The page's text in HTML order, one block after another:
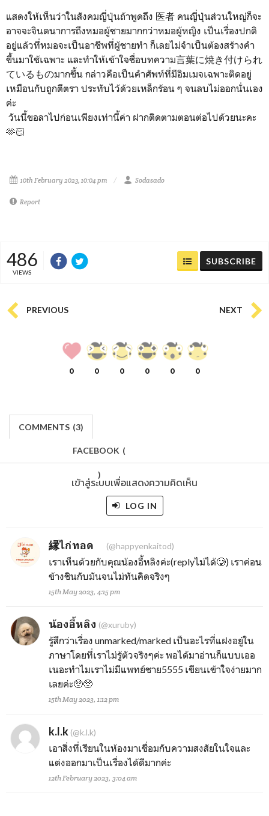
แสดงให้เห็นว่าในสังคมญี่ปุ่นถ้าพูดถึง 医者 คนญี่ปุ่นส่วนใหญ่ก็จะ
อาจจะจินตนาการถึงหมอผู้ชายมากกว่าหมอผู้หญิง เป็นเรื่องปกติ
อยู่แล้วที่หมอจะเป็นอาชีพที่ผู้ชายทำ ก็เลยไม่จำเป็นต้องสร้างคำ
ขึ้นมาใช้เฉพาะ และทำให้เข้าใจชื่อบทความ言葉に焼き付けられ
ているものมากขึ้น กล่าวคือเป็นคำศัพท์ที่มีอิมเมจเฉพาะติดอยู่
เหมือนกับถูกตีตรา ประทับไว้ด้วยเหล็กร้อน ๆ จนลบไม่ออกนั่นเอง
ค่ะ
วันนี้ขอลาไปก่อนเพียงเท่านี้ค่า ฝากติดตามตอนต่อไปด้วยนะคะ
🫶🏻
10th February 2023, 10:04 pm Sodasado
Report
486
VIEWS
SUBSCRIBE
PREVIOUS NEXT
0 0 0 0 0 0
COMMENTS (3)
FACEBOOK (
)
เข้าสู่ระบบเพื่อแสดงความคิดเห็น
LOG IN
縁ไก่ทอด (@happyenkaitod)
เราเห็นด้วยกับคุณน้องอี้หลิงค่ะ(replyไม่ได้🥲) เราค่อน
ข้างชินกับมันจนไม่ทันคิดจริงๆ
15th May 2023, 4:15 pm
น้องอี้หลิง (@xuruby)
รู้สึกว่าเรื่อง unmarked/marked เป็นอะไรที่แฝงอยู่ใน
ภาษาโดยที่เราไม่รู้ตัวจริงๆค่ะ พอได้มาอ่านก็แบบเออ
เนอะทำไมเราไม่มีแพทย์ชาย5555 เขียนเข้าใจง่ายมาก
เลยค่ะ🥺🥺
15th May 2023, 1:12 pm
k.l.k (@k.l.k)
เอาสิ่งที่เรียนในห้องมาเชื่อมกับความสงสัยในใจและ
แต่งออกมาเป็นเรื่องได้ดีมากค่ะ
12th February 2023, 3:04 am